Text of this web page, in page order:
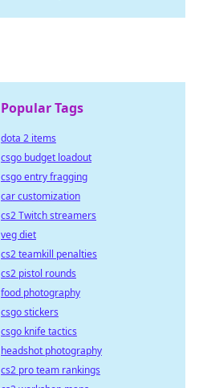
Popular Tags
dota 2 items
csgo budget loadout
csgo entry fragging
car customization
cs2 Twitch streamers
veg diet
cs2 teamkill penalties
cs2 pistol rounds
food photography
csgo stickers
csgo knife tactics
headshot photography
cs2 pro team rankings